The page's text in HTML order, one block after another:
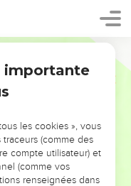
!
VOUS ÉVITER LES
importante
les cookies », vous
(comme des
compte utilisateur) et
(comme vos
renseignées dans